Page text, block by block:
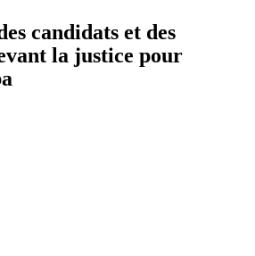
candidats et des
la justice pour